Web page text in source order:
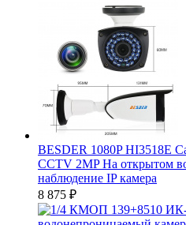
BESDER 1080P HI3518E
CCTV 2MP На открытом
наблюдение IP камера
8 875 ₽